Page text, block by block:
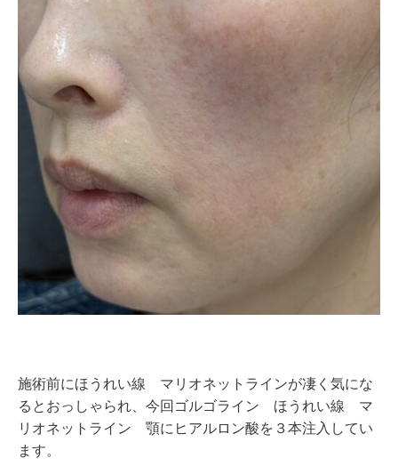
施術前にほうれい線 マリオネットラインが凄く気にな
るとおっしゃられ、今回ゴルゴライン ほうれい線 マ
リオネットライン 顎にヒアルロン酸を３本注入してい
ます。